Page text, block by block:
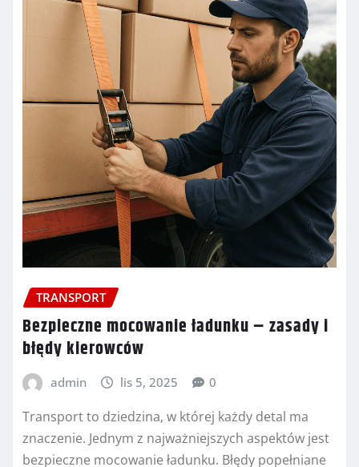
TRANSPORT
Bezpieczne mocowanie ładunku – zasady i
błędy kierowców
admin lis 5, 2025 0
Transport to dziedzina, w której każdy detal ma
znaczenie. Jednym z najważniejszych aspektów jest
bezpieczne mocowanie ładunku. Błędy popełniane